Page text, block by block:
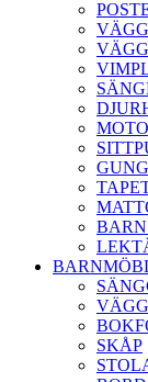
SKÅP